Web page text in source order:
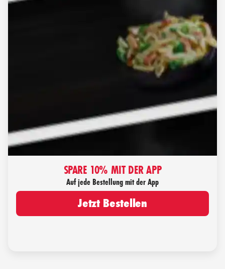
SPARE 10% MIT DER APP
Auf jede Bestellung mit der App
Jetzt Bestellen